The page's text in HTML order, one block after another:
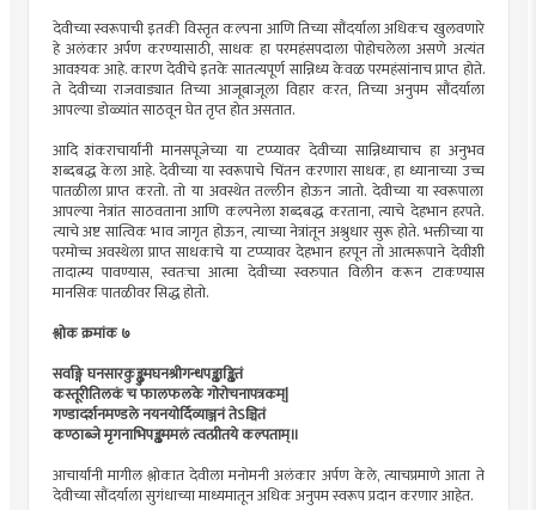
देवीच्या स्वरूपाची इतकी विस्तृत कल्पना आणि तिच्या सौंदर्याला अधिकच खुलवणारे
हे अलंकार अर्पण करण्यासाठी, साधक हा परमहंसपदाला पोहोचलेला असणे अत्यंत
आवश्यक आहे. कारण देवीचे इतके सातत्यपूर्ण सान्निध्य केवळ परमहंसांनाच प्राप्त होते.
ते देवीच्या राजवाड्यात तिच्या आजूबाजूला विहार करत, तिच्या अनुपम सौंदर्याला
आपल्या डोळ्यांत साठवून घेत तृप्त होत असतात.
आदि शंकराचार्यांनी मानसपूजेच्या या टप्प्यावर देवीच्या सान्निध्याचाच हा अनुभव
शब्दबद्ध केला आहे. देवीच्या या स्वरूपाचे चिंतन करणारा साधक, हा ध्यानाच्या उच्च
पातळीला प्राप्त करतो. तो या अवस्थेत तल्लीन होऊन जातो. देवीच्या या स्वरूपाला
आपल्या नेत्रांत साठवताना आणि कल्पनेला शब्दबद्ध करताना, त्याचे देहभान हरपते.
त्याचे अष्ट सात्विक भाव जागृत होऊन, त्याच्या नेत्रांतून अश्रुधार सुरू होते. भक्तीच्या या
परमोच्च अवस्थेला प्राप्त साधकाचे या टप्प्यावर देहभान हरपून तो आत्मरूपाने देवीशी
तादात्म्य पावण्यास, स्वतःचा आत्मा देवीच्या स्वरुपात विलीन करून टाकण्यास
मानसिक पातळीवर सिद्ध होतो.
श्लोक क्रमांक ७
सर्वाङ्गे घनसारकुङ्कुमघनश्रीगन्धपङ्काङ्कितं
कस्तूरीतिलकं च फालफलके गोरोचनापत्रकम्|
गण्डादर्शनमण्डले नयनयोर्दिव्याञ्जनं तेऽञ्चितं
कण्ठाब्जे मृगनाभिपङ्कममलं त्वत्प्रीतये कल्पताम्॥
आचार्यांनी मागील श्लोकात देवीला मनोमनी अलंकार अर्पण केले, त्याचप्रमाणे आता ते
देवीच्या सौंदर्याला सुगंधाच्या माध्यमातून अधिक अनुपम स्वरूप प्रदान करणार आहेत.